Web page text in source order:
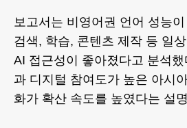
보고서는 비영어권 언어 성능
검색, 학습, 콘텐츠 제작 등 일
AI 접근성이 좋아졌다고 분석
과 디지털 참여도가 높은 아시
화가 확산 속도를 높였다는 설